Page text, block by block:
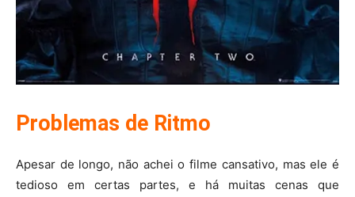
Problemas de Ritmo
Apesar de longo, não achei o filme cansativo, mas ele é
tedioso em certas partes, e há muitas cenas que